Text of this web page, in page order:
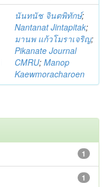
นันทนัช จินตพิทักษ์;
Nantanat Jintapitak;
มานพ แก้วโมราเจริญ;
Pikanate Journal
CMRU; Manop
Kaewmoracharoen
1
1